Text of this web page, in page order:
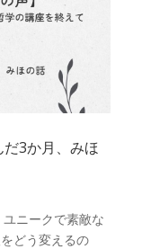
だ3か月、みほ
ニークで素敵な
どう変えるの